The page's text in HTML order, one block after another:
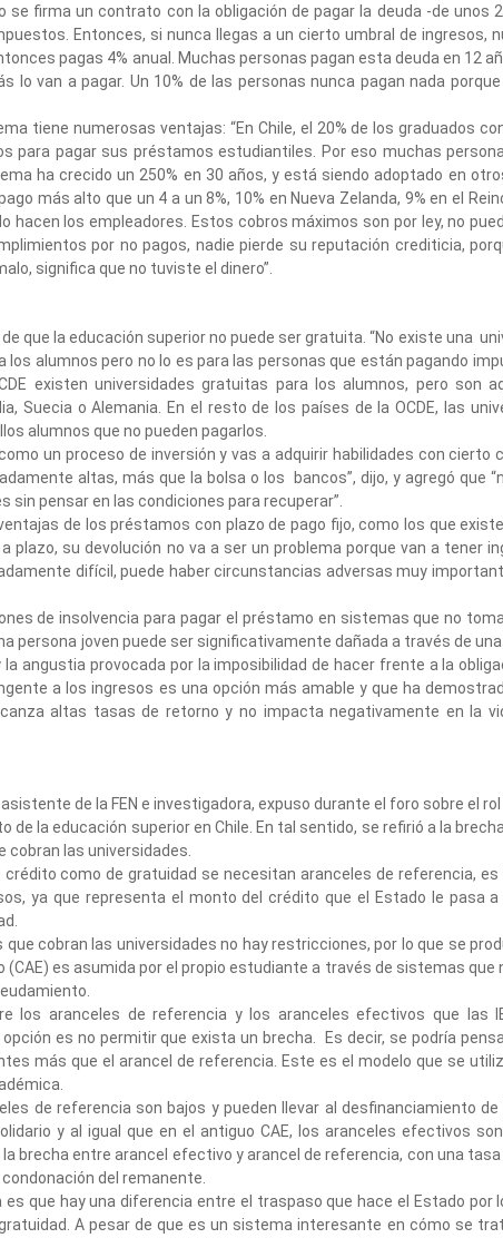
se firma un contrato con la obligación de pagar la deuda -de unos
Entonces, si nunca llegas a un cierto umbral de ingresos,
pagas 4% anual. Muchas personas pagan esta deuda en 12
lo van a pagar. Un 10% de las personas nunca pagan nada
tiene numerosas ventajas: “En Chile, el 20% de los graduados
para pagar sus préstamos estudiantiles. Por eso muchas
ha crecido un 250% en 30 años, y está siendo adoptado en
más alto que un 4 a un 8%, 10% en Nueva Zelanda, 9% en el
hacen los empleadores. Estos cobros máximos son por ley, no
por no pagos, nadie pierde su reputación crediticia,
significa que no tuviste el dinero”.
que la educación superior no puede ser gratuita. “No existe una
alumnos pero no lo es para las personas que están pagando
existen universidades gratuitas para los alumnos, pero son
Suecia o Alemania. En el resto de los países de la OCDE, las
alumnos que no pueden pagarlos.
un proceso de inversión y vas a adquirir habilidades con cierto
altas, más que la bolsa o los bancos”, dijo, y agregó que
pensar en las condiciones para recuperar”.
de los préstamos con plazo de pago fijo, como los que
plazo, su devolución no va a ser un problema porque van a tener
difícil, puede haber circunstancias adversas muy
de insolvencia para pagar el préstamo en sistemas que no
persona joven puede ser significativamente dañada a través de
angustia provocada por la imposibilidad de hacer frente a la
a los ingresos es una opción más amable y que ha
altas tasas de retorno y no impacta negativamente en la
de la FEN e investigadora, expuso durante el foro sobre el
de la educación superior en Chile. En tal sentido, se refirió a la
cobran las universidades.
como de gratuidad se necesitan aranceles de referencia, es
ya que representa el monto del crédito que el Estado le pasa
cobran las universidades no hay restricciones, por lo que se
(CAE) es asumida por el propio estudiante a través de sistemas que
los aranceles de referencia y los aranceles efectivos que las
es no permitir que exista un brecha. Es decir, se podría
más que el arancel de referencia. Este es el modelo que se
de referencia son bajos y pueden llevar al desfinanciamiento
y al igual que en el antiguo CAE, los aranceles efectivos
brecha entre arancel efectivo y arancel de referencia, con una tasa
del remanente.
es que hay una diferencia entre el traspaso que hace el Estado por
A pesar de que es un sistema interesante en cómo se